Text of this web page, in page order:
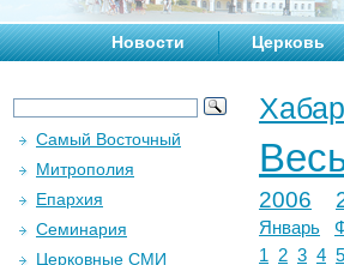
Новости Церковь
2006
Январь
1
2 3 4 5
Самый Восточный
Митрополия
Епархия
Семинария
Церковные СМИ